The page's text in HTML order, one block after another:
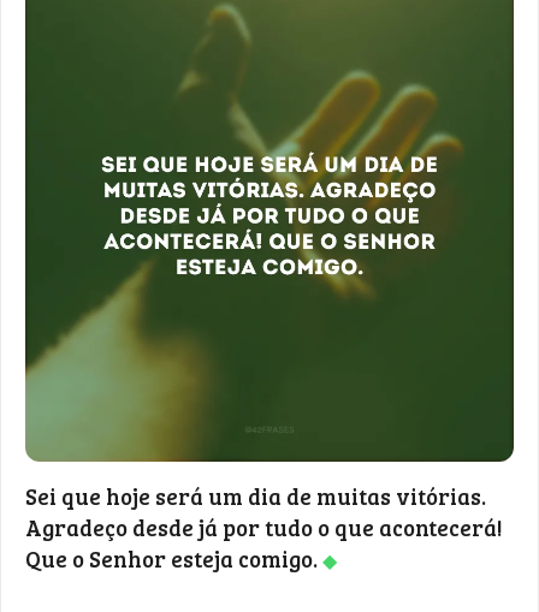
Sei que hoje será um dia de muitas vitórias.
Agradeço desde já por tudo o que acontecerá!
Que o Senhor esteja comigo.◆